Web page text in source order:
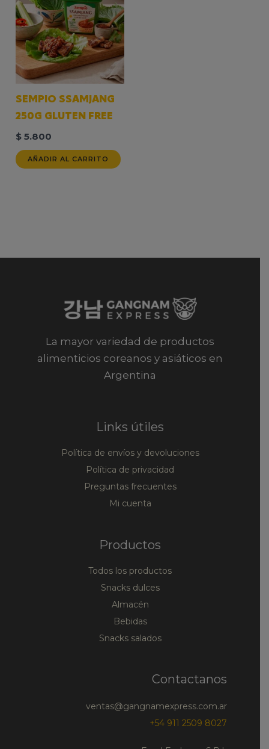
SEMPIO SSAMJANG
250G GLUTEN FREE
$ 5.800
AÑADIR AL CARRITO
La mayor variedad de productos
alimenticios coreanos y asiáticos en
Argentina
Links útiles
Política de envíos y devoluciones
Política de privacidad
Preguntas frecuentes
Mi cuenta
Productos
Todos los productos
Snacks dulces
Almacén
Bebidas
Snacks salados
Contactanos
ventas@gangnamexpress.com.ar
+54 911 2509 8027